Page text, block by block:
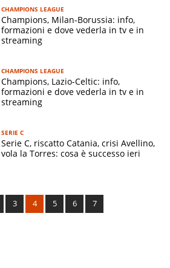
CHAMPIONS LEAGUE
Champions, Milan-Borussia: info,
formazioni e dove vederla in tv e in
streaming
CHAMPIONS LEAGUE
Champions, Lazio-Celtic: info,
formazioni e dove vederla in tv e in
streaming
SERIE C
Serie C, riscatto Catania, crisi Avellino,
vola la Torres: cosa è successo ieri
3 4 5 6 7